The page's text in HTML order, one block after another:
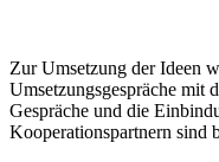
Zur Umsetzung der Ideen
Umsetzungsgespräche mit
Gespräche und die
Kooperationspartnern sind